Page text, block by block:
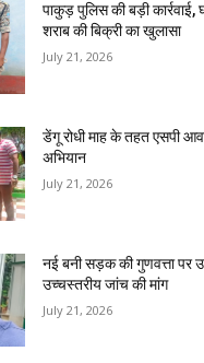
पाकुड़ पुलिस की बड़ी
शराब की बिक्री का खुलासा
July 21, 2026
डेंगू रोधी माह के तहत एसपी
अभियान
July 21, 2026
नई बनी सड़क की गुणवत्ता पर
उच्चस्तरीय जांच की मांग
July 21, 2026